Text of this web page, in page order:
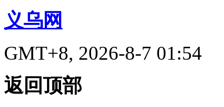
义乌网
GMT+8, 2026-8-7 01:54
返回顶部